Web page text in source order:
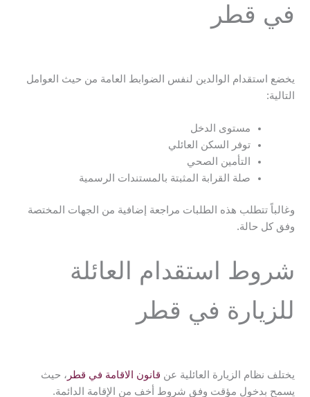
في قطر
يخضع استقدام الوالدين لنفس الضوابط العامة من حيث العوامل
التالية:
مستوى الدخل
توفر السكن العائلي
التأمين الصحي
صلة القرابة المثبتة بالمستندات الرسمية
وغالباً تتطلب هذه الطلبات مراجعة إضافية من الجهات المختصة
وفق كل حالة.
شروط استقدام العائلة
للزيارة في قطر
يختلف نظام الزيارة العائلية عن قانون الاقامة في قطر ، حيث
يسمح بدخول مؤقت وفق شروط أخف من الإقامة الدائمة.